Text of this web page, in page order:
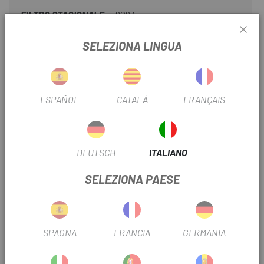
FILTRO STAGIONALE 2023
. Montaggio con due viti.
. Specialized Crosstrail/Ariel A1 Disc MY15
. Specialized 2012-2014 Hardrock/Myka
SELEZIONA LINGUA
ESPAÑOL CATALÀ FRANÇAIS
DEUTSCH ITALIANO
SELEZIONA PAESE
SPAGNA FRANCIA GERMANIA